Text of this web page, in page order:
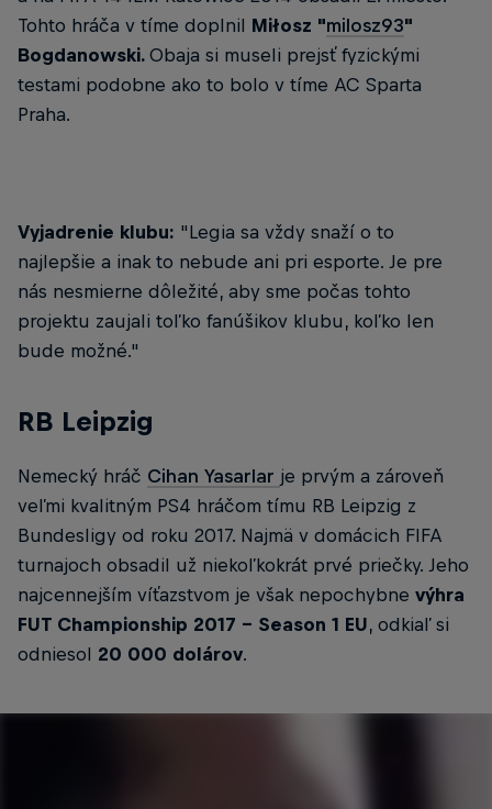
Tohto hráča v tíme doplnil Miłosz "milosz93"
Bogdanowski. Obaja si museli prejsť fyzickými
testami podobne ako to bolo v tíme AC Sparta
Praha.
Vyjadrenie klubu: "Legia sa vždy snaží o to
najlepšie a inak to nebude ani pri esporte. Je pre
nás nesmierne dôležité, aby sme počas tohto
projektu zaujali toľko fanúšikov klubu, koľko len
bude možné."
RB Leipzig
Nemecký hráč Cihan Yasarlar je prvým a zároveň
veľmi kvalitným PS4 hráčom tímu RB Leipzig z
Bundesligy od roku 2017. Najmä v domácich FIFA
turnajoch obsadil už niekoľkokrát prvé priečky. Jeho
najcennejším víťazstvom je však nepochybne výhra
FUT Championship 2017 - Season 1 EU, odkiaľ si
odniesol 20 000 dolárov.